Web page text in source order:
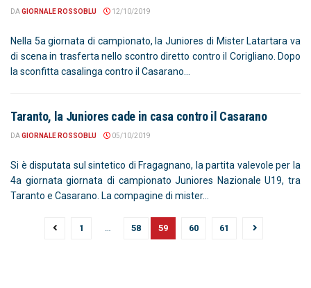
DAGIORNALE ROSSOBLU 12/10/2019
Nella 5a giornata di campionato, la Juniores di Mister Latartara va
di scena in trasferta nello scontro diretto contro il Corigliano. Dopo
la sconfitta casalinga contro il Casarano...
Taranto, la Juniores cade in casa contro il Casarano
DAGIORNALE ROSSOBLU 05/10/2019
Si è disputata sul sintetico di Fragagnano, la partita valevole per la
4a giornata giornata di campionato Juniores Nazionale U19, tra
Taranto e Casarano. La compagine di mister...
1 … 58 59 60 61